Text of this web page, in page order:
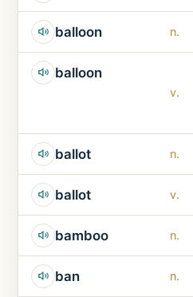
balloon n.
balloon
v.
ballot n.
ballot v.
bamboo n.
ban n.